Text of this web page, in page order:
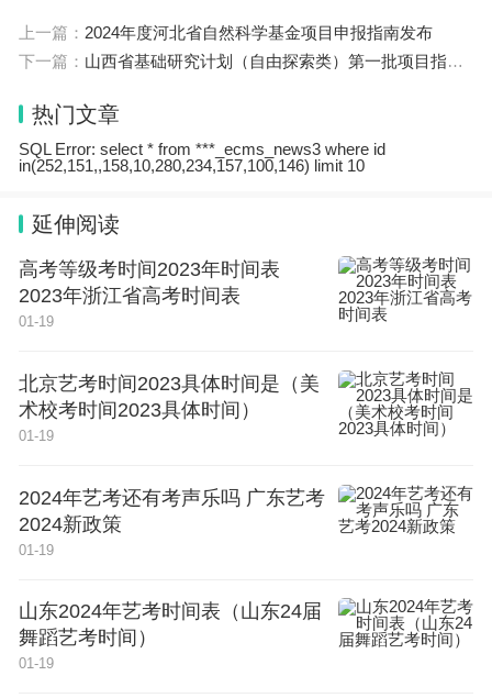
强化应用牵引，深化体制机制创新，加大投入做好实
验室建设运行的支撑保障，切实将实验室打造成为高
科技力量。
15家全省重点实验室认定清单.docx
2．
128家待完善全省重点实验室清单.docx
浙江省科学技术厅
上一篇： 2024年度河北省自然科学基金项目申报指南发布
下一篇： 山西省基础研究计划（自由探索类）第一批项目指南发布
热门文章
SQL Error: select * from ***_ecms_news3 where id
in(252,151,,158,10,280,234,157,100,146) limit 10
延伸阅读
高考等级考时间2023年时间表
2023年浙江省高考时间表
01-19
北京艺考时间2023具体时间是（美
术校考时间2023具体时间）
01-19
2024年艺考还有考声乐吗 广东艺考
2024新政策
01-19
山东2024年艺考时间表（山东24届
舞蹈艺考时间）
01-19